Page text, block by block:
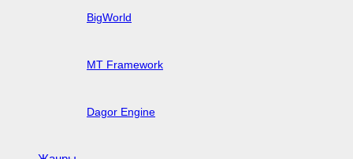
BigWorld
MT Framework
Dagor Engine